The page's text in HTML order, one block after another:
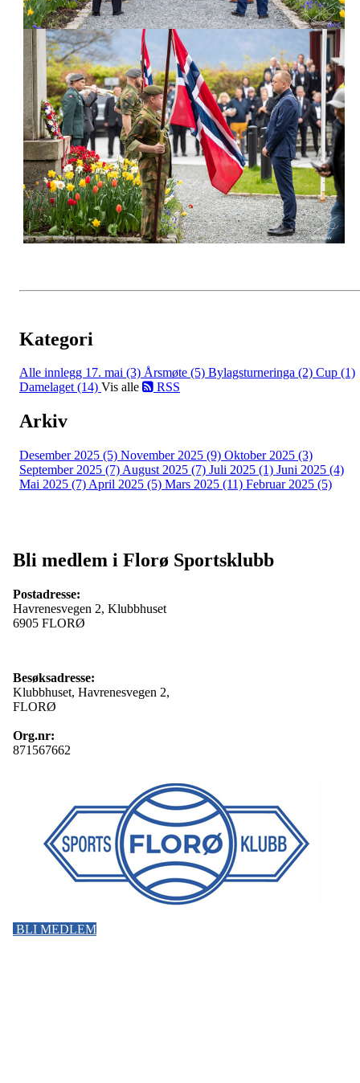
Kategori
Alle innlegg 17. mai (3) Årsmøte (5) Bylagsturneringa (2) Cup (1)
Damelaget (14) Vis alle RSS
Arkiv
Desember 2025 (5) November 2025 (9) Oktober 2025 (3)
September 2025 (7) August 2025 (7) Juli 2025 (1) Juni 2025 (4)
Mai 2025 (7) April 2025 (5) Mars 2025 (11) Februar 2025 (5)
Bli medlem i Florø Sportsklubb
Postadresse:
Havrenesvegen 2, Klubbhuset
6905 FLORØ
Besøksadresse:
Klubbhuset, Havrenesvegen 2,
FLORØ
Org.nr:
871567662
BLI MEDLEM